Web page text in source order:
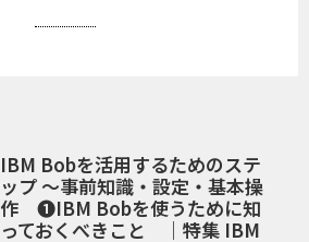
IBM Bobを活用するためのステ
ップ ～事前知識・設定・基本操
作 ❶IBM Bobを使うために知
っておくべきこと ｜特集 IBM